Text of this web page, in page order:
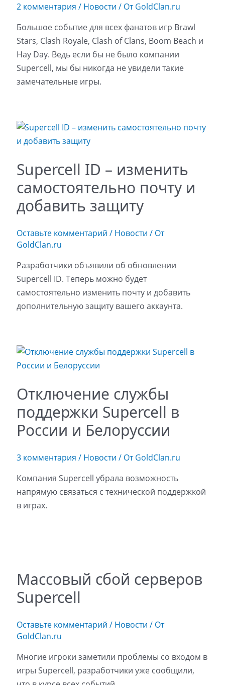
2 комментария / Новости / От GoldClan.ru
Большое событие для всех фанатов игр Brawl
Stars, Clash Royale, Clash of Clans, Boom Beach и
Hay Day. Ведь если бы не было компании
Supercell, мы бы никогда не увидели такие
замечательные игры.
Supercell ID – изменить
самостоятельно почту и
добавить защиту
Оставьте комментарий / Новости / От
GoldClan.ru
Разработчики объявили об обновлении
Supercell ID. Теперь можно будет
самостоятельно изменить почту и добавить
дополнительную защиту вашего аккаунта.
Отключение службы
поддержки Supercell в
России и Белоруссии
3 комментария / Новости / От GoldClan.ru
Компания Supercell убрала возможность
напрямую связаться с технической поддержкой
в играх.
Массовый сбой серверов
Supercell
Оставьте комментарий / Новости / От
GoldClan.ru
Многие игроки заметили проблемы со входом в
игры Supercell, разработчики уже сообщили,